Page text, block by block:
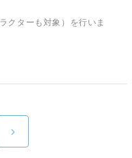
クターも対象）を行いま